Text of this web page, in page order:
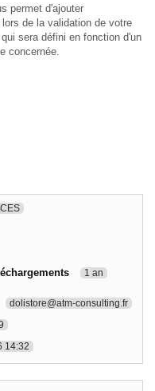
permet d'ajouter
de la validation de votre
sera défini en fonction d'un
concernée.
1 an
dolistore@atm-consulting.fr
14:32